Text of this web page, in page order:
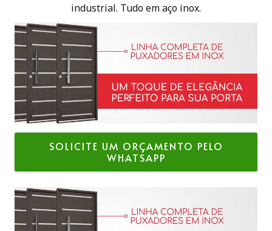
industrial. Tudo em aço inox.
SOLICITE UM ORÇAMENTO PELO
WHATSAPP